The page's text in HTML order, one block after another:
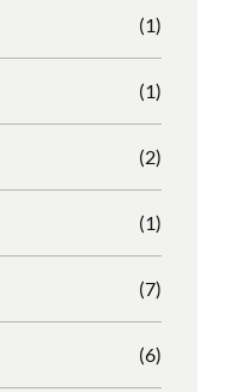
(1)
(1)
(2)
(1)
(7)
(6)